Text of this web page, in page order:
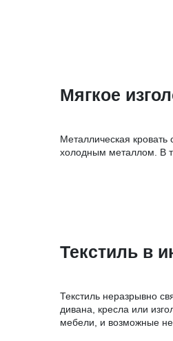
Мягкое
Металлическая кровать
холодным металлом. В
Текстиль в
Текстиль неразрывно
дивана, кресла или
мебели, и возможные